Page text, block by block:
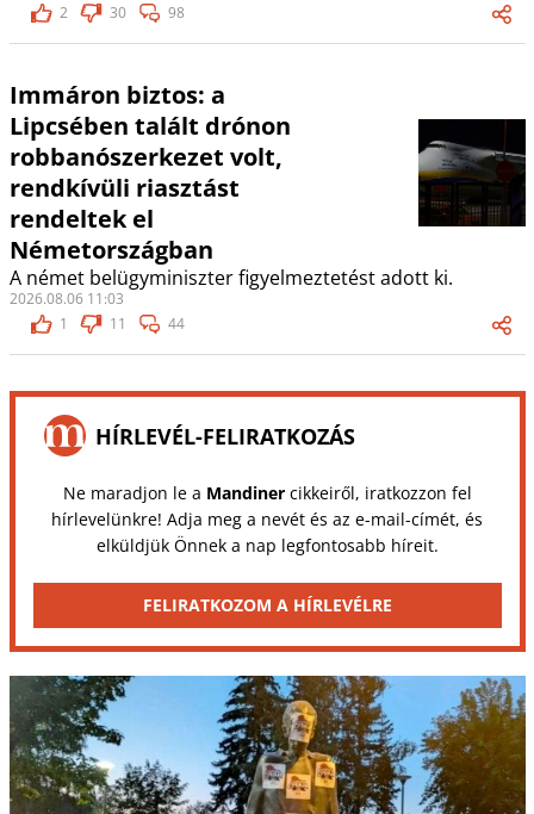
2
30 98
Immáron biztos: a
Lipcsében talált drónon
robbanószerkezet volt,
rendkívüli riasztást
rendeltek el
Németországban
A német belügyminiszter figyelmeztetést adott ki.
2026.08.06 11:03
1
11 44
HÍRLEVÉL-FELIRATKOZÁS
Ne maradjon le a Mandinercikkeiről, iratkozzon fel
hírlevelünkre! Adja meg a nevét és az e-mail-címét, és
elküldjük Önnek a nap legfontosabb híreit.
FELIRATKOZOM A HÍRLEVÉLRE